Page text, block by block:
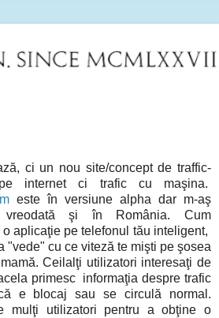
ci un nou site/concept de traffic-
internet ci trafic cu maşina.
este în versiune alpha dar m-aş
şi în România. Cum
aplicaţie pe telefonul tău inteligent,
"vede" cu ce viteză te mişti pe şosea
Ceilalţi utilizatori interesaţi de
primesc informaţia despre trafic
e blocaj sau se circulă normal.
mulţi utilizatori pentru a obţine o